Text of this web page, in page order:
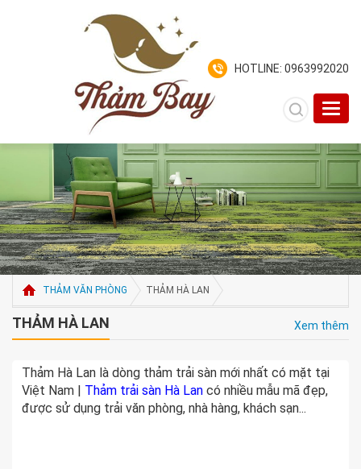
HOTLINE: 0963992020
THẢM VĂN PHÒNG THẢM HÀ LAN
THẢM HÀ LAN Xem thêm
Thảm Hà Lan là dòng thảm trải sàn mới nhất có mặt tại
Việt Nam | Thảm trải sàn Hà Lan có nhiều mẫu mã đẹp,
được sử dụng trải văn phòng, nhà hàng, khách sạn...